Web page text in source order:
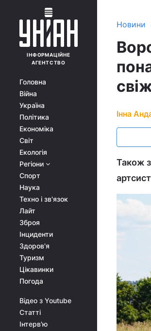
ІНФОРМАЦІЙНЕ
АГЕНТСТВО
Головна
Війна
Україна
Політика
Економіка
Світ
Екологія
Регіони
Спорт
Наука
Техно і зв'язок
Лайт
Зброя
Інциденти
Здоров'я
Туризм
Цікавинки
Погода
Відео з Youtube
Статті
Інтерв'ю
Новини
Інна
Також